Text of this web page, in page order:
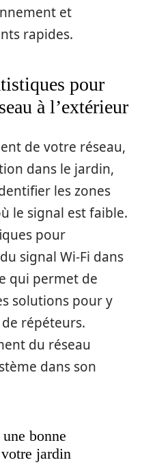
et
rapides.
pour
à l’extérieur
de votre réseau,
dans le jardin,
les zones
le signal est faible.
pour
signal Wi-Fi dans
qui permet de
solutions pour y
répéteurs.
du réseau
dans son
bonne
jardin